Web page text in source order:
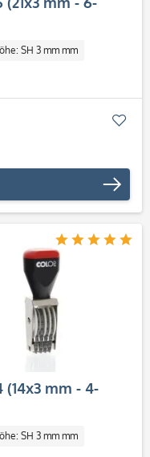
SH 3 mm mm
mm - 4-
SH 3 mm mm